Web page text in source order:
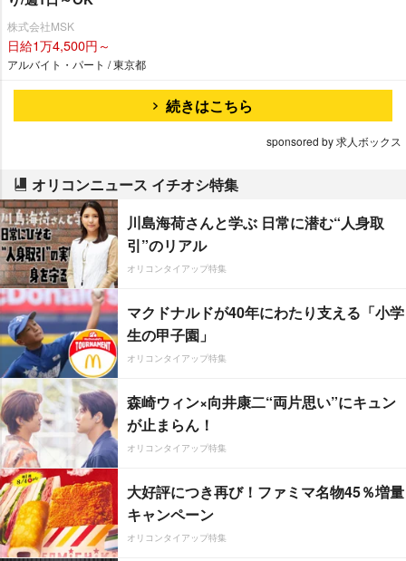
株式会社MSK
日給1万4,500円～
アルバイト・パート / 東京都
続きはこちら
sponsored by 求人ボックス
オリコンニュース イチオシ特集
川島海荷さんと学ぶ 日常に潜む“人身取
引”のリアル
オリコンタイアップ特集
マクドナルドが40年にわたり支える「小学
生の甲子園」
オリコンタイアップ特集
森崎ウィン×向井康二“両片思い”にキュン
が止まらん！
オリコンタイアップ特集
大好評につき再び！ファミマ名物45％増量
キャンペーン
オリコンタイアップ特集